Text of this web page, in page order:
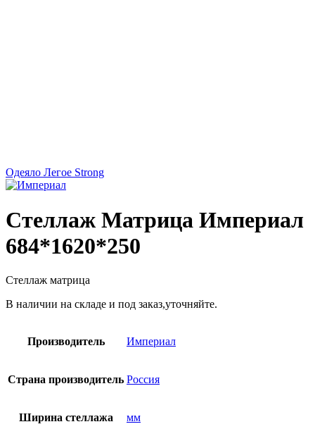
Одеяло Легое Strong
Стеллаж Матрица Империал
684*1620*250
Стеллаж матрица
В наличии на складе и под заказ,уточняйте.
Производитель Империал
Страна производитель Россия
Ширина стеллажа мм